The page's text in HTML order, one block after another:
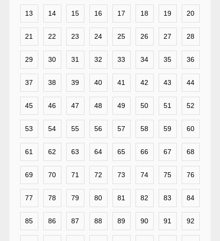
13 14 15 16 17 18 19 20
21 22 23 24 25 26 27 28
29 30 31 32 33 34 35 36
37 38 39 40 41 42 43 44
45 46 47 48 49 50 51 52
53 54 55 56 57 58 59 60
61 62 63 64 65 66 67 68
69 70 71 72 73 74 75 76
77 78 79 80 81 82 83 84
85 86 87 88 89 90 91 92